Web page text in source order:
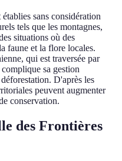
sans considération
tels que les montagnes,
situations où des
faune et la flore locales.
qui est traversée par
sa gestion
D'après les
peuvent augmenter
conservation.
des Frontières